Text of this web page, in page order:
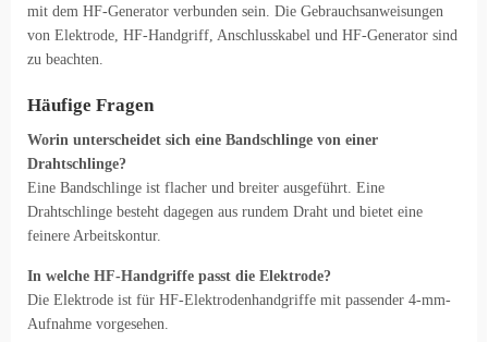
mit dem HF-Generator verbunden sein. Die Gebrauchsanweisungen
von Elektrode, HF-Handgriff, Anschlusskabel und HF-Generator sind
zu beachten.
Häufige Fragen
Worin unterscheidet sich eine Bandschlinge von einer
Drahtschlinge?
Eine Bandschlinge ist flacher und breiter ausgeführt. Eine
Drahtschlinge besteht dagegen aus rundem Draht und bietet eine
feinere Arbeitskontur.
In welche HF-Handgriffe passt die Elektrode?
Die Elektrode ist für HF-Elektrodenhandgriffe mit passender 4-mm-
Aufnahme vorgesehen.